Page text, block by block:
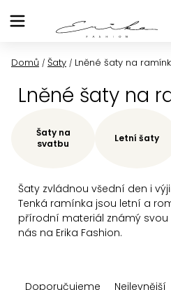
na
Domů / Šaty / Lněné šaty na
Lněné šaty na
Šaty zvládnou všední den i
Tenká ramínka jsou letní a
přírodní materiál známý svou
nás na Erika Fashion.
Šaty na
svatbu
Letní šaty
Doporučujeme Nejlevnější